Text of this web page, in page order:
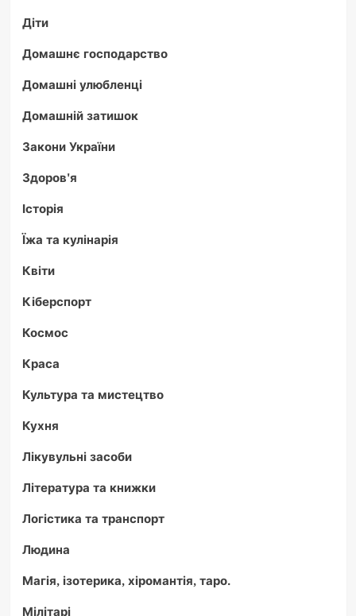
Діти
Домашнє господарство
Домашні улюбленці
Домашній затишок
Закони України
Здоров'я
Історія
Їжа та кулінарія
Квіти
Кіберспорт
Космос
Краса
Культура та мистецтво
Кухня
Лікувульні засоби
Література та книжки
Логістика та транспорт
Людина
Магія, ізотерика, хіромантія, таро.
Мілітарі